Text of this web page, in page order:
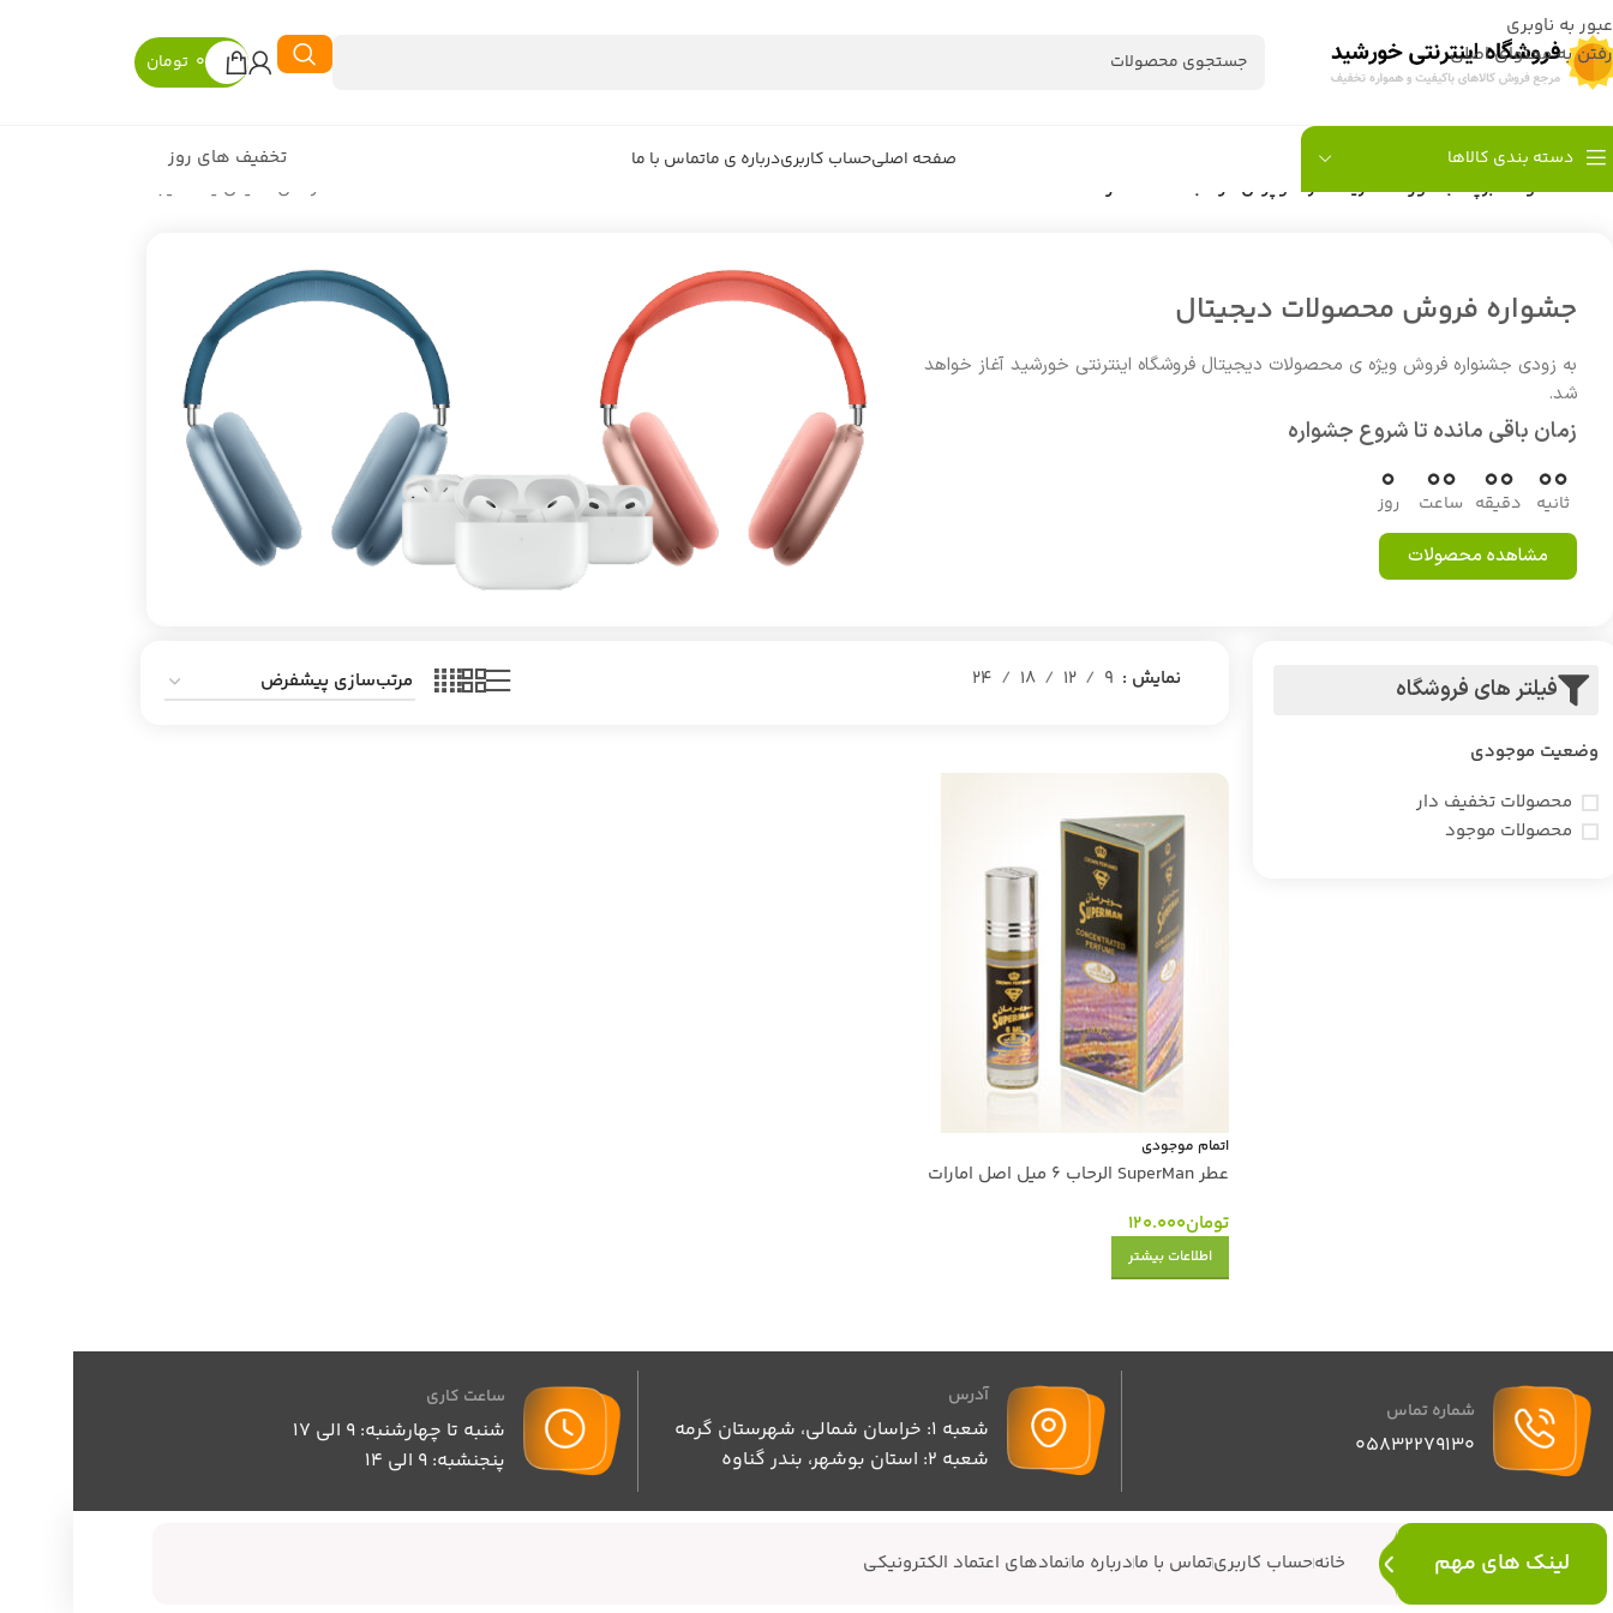
عبور به ناوبری
رفتن به محتوای اصلی
تومان 0
دسته بندی کالاها صفحه اصلیحساب کاربریدرباره ی ماتماس با ما
تخفیف های روز
خانه/محصولات برچسب خورده “خرید عطر سوپرمن الرحاب ساخت امارات” در حال نمایش یک نتیجه
جشواره فروش محصولات دیجیتال
به زودی جشنواره فروش ویژه ی محصولات دیجیتال فروشگاه اینترنتی خورشید آغاز خواهد
شد.
زمان باقی مانده تا شروع جشواره
0
روز
00
ساعت
00
دقیقه
00
ثانیه
مشاهده محصولات
فیلتر های فروشگاه
وضعیت موجودی
محصولات تخفیف دار
محصولات موجود
نمایش 9
12
18
24
اتمام موجودی
عطر SuperMan الرحاب 6 میل اصل امارات
تومان120.000
اطلاعات بیشتر
شماره تماس
05832279130
آدرس
شعبه 1: خراسان شمالی، شهرستان گرمه
شعبه 2: استان بوشهر، بندر گناوه
ساعت کاری
شنبه تا چهارشنبه: 9 الی 17
پنجنشبه: 9 الی 14
لینک های مهم خانهحساب کاربریتماس با مادرباره مانمادهای اعتماد الکترونیکی